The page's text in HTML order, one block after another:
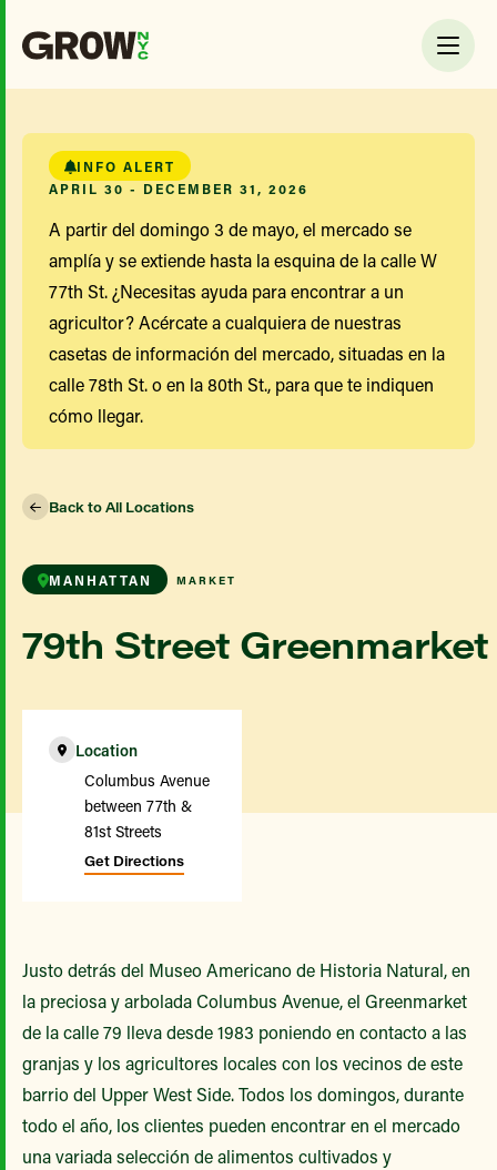
INFO ALERT
APRIL 30 - DECEMBER 31, 2026
A partir del domingo 3 de mayo, el mercado se
amplía y se extiende hasta la esquina de la calle W
77th St. ¿Necesitas ayuda para encontrar a un
agricultor? Acércate a cualquiera de nuestras
casetas de información del mercado, situadas en la
calle 78th St. o en la 80th St., para que te indiquen
cómo llegar.
Back to All Locations
MANHATTAN MARKET
79th Street Greenmarket
Location
Columbus Avenue
between 77th &
81st Streets
Get Directions
Justo detrás del Museo Americano de Historia Natural, en
la preciosa y arbolada Columbus Avenue, el Greenmarket
de la calle 79 lleva desde 1983 poniendo en contacto a las
granjas y los agricultores locales con los vecinos de este
barrio del Upper West Side. Todos los domingos, durante
todo el año, los clientes pueden encontrar en el mercado
una variada selección de alimentos cultivados y